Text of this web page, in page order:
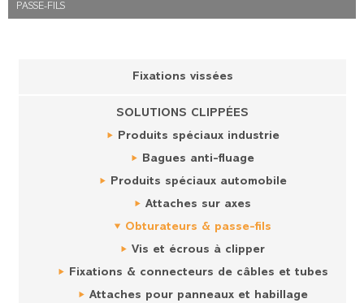
PASSE-FILS
Fixations vissées
SOLUTIONS CLIPPÉES
Produits spéciaux industrie
Bagues anti-fluage
Produits spéciaux automobile
Attaches sur axes
Obturateurs & passe-fils
Vis et écrous à clipper
Fixations & connecteurs de câbles et tubes
Attaches pour panneaux et habillage